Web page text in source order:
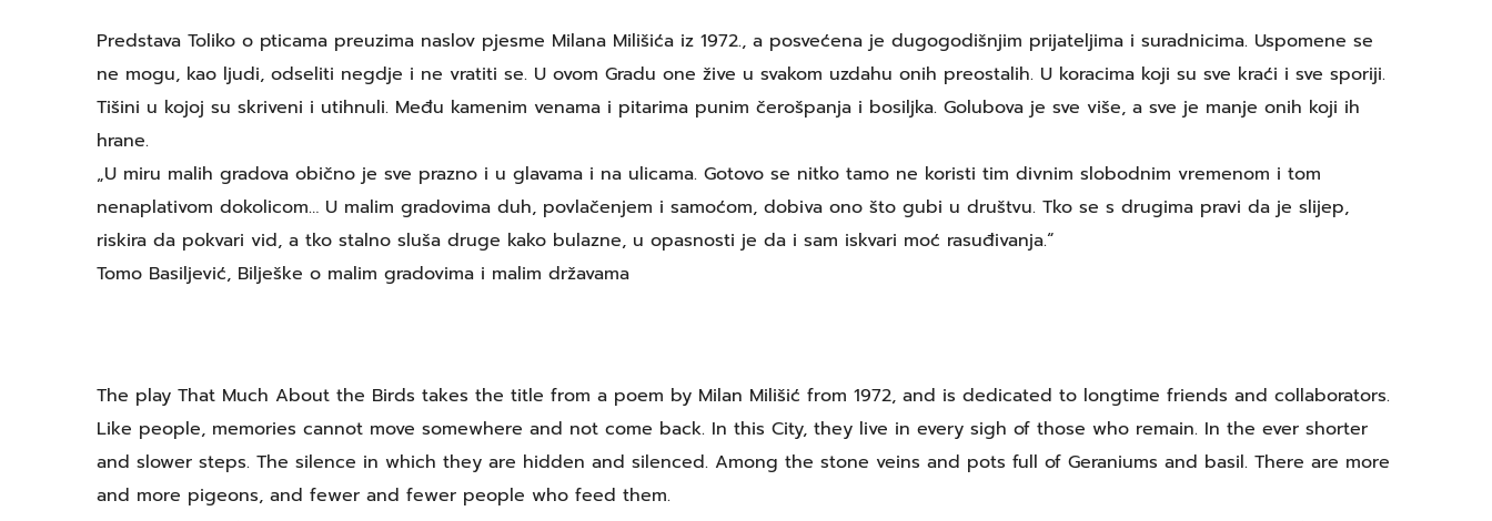
Predstava Toliko o pticama preuzima naslov pjesme Milana Milišića iz 1972., a posvećena je dugogodišnjim prijateljima i suradnicima. Uspomene se
ne mogu, kao ljudi, odseliti negdje i ne vratiti se. U ovom Gradu one žive u svakom uzdahu onih preostalih. U koracima koji su sve kraći i sve sporiji.
Tišini u kojoj su skriveni i utihnuli. Među kamenim venama i pitarima punim čerošpanja i bosiljka. Golubova je sve više, a sve je manje onih koji ih
hrane.
„U miru malih gradova obično je sve prazno i u glavama i na ulicama. Gotovo se nitko tamo ne koristi tim divnim slobodnim vremenom i tom
nenaplativom dokolicom… U malim gradovima duh, povlačenjem i samoćom, dobiva ono što gubi u društvu. Tko se s drugima pravi da je slijep,
riskira da pokvari vid, a tko stalno sluša druge kako bulazne, u opasnosti je da i sam iskvari moć rasuđivanja.“
Tomo Basiljević, Bilješke o malim gradovima i malim državama
The play That Much About the Birds takes the title from a poem by Milan Milišić from 1972, and is dedicated to longtime friends and collaborators.
Like people, memories cannot move somewhere and not come back. In this City, they live in every sigh of those who remain. In the ever shorter
and slower steps. The silence in which they are hidden and silenced. Among the stone veins and pots full of Geraniums and basil. There are more
and more pigeons, and fewer and fewer people who feed them.